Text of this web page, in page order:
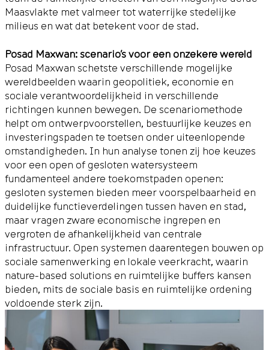
Maasvlakte met valmeer tot waterrijke stedelijke
milieus en wat dat betekent voor de stad.
Posad Maxwan: scenario’s voor een onzekere wereld
Posad Maxwan schetste verschillende mogelijke
wereldbeelden waarin geopolitiek, economie en
sociale verantwoordelijkheid in verschillende
richtingen kunnen bewegen. De scenariomethode
helpt om ontwerpvoorstellen, bestuurlijke keuzes en
investeringspaden te toetsen onder uiteenlopende
omstandigheden. In hun analyse tonen zij hoe keuzes
voor een open of gesloten watersysteem
fundamenteel andere toekomstpaden openen:
gesloten systemen bieden meer voorspelbaarheid en
duidelijke functieverdelingen tussen haven en stad,
maar vragen zware economische ingrepen en
vergroten de afhankelijkheid van centrale
infrastructuur. Open systemen daarentegen bouwen op
sociale samenwerking en lokale veerkracht, waarin
nature-based solutions en ruimtelijke buffers kansen
bieden, mits de sociale basis en ruimtelijke ordening
voldoende sterk zijn.